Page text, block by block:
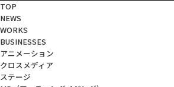
TOP
NEWS
WORKS
BUSINESSES
アニメーション
クロスメディア
ステージ